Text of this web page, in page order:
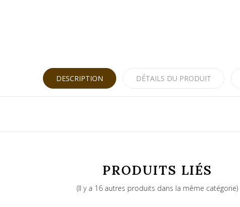
DESCRIPTION DÉTAILS DU PRODUIT
8414685032263
PRODUITS LIÉS
(Il y a 16 autres produits dans la même catégorie)